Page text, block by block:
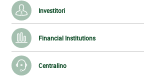
Investitori
Financial Institutions
Centralino